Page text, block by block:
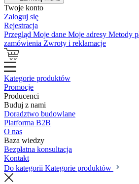
Twoje konto
Zaloguj się
Rejestracja
Przegląd Moje dane Moje adresy Metody
zamówienia Zwroty i reklamacje
Kategorie produktów
Promocje
Producenci
Buduj z nami
Doradztwo budowlane
Platforma B2B
O nas
Baza wiedzy
Bezpłatna konsultacja
Kontakt
Do kategorii Kategorie produktów